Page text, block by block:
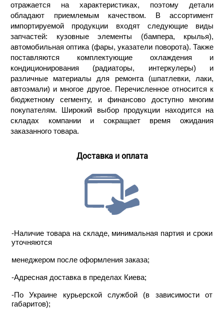
отражается на характеристиках, поэтому детали
обладают приемлемым качеством. В ассортимент
импортируемой продукции входят следующие виды
запчастей: кузовные элементы (бампера, крылья),
автомобильная оптика (фары, указатели поворота). Также
поставляются комплектующие охлаждения и
кондиционирования (радиаторы, интеркулеры) и
различные материалы для ремонта (шпатлевки, лаки,
автоэмали) и многое другое. Перечисленное относится к
бюджетному сегменту, и финансово доступно многим
покупателям. Широкий выбор продукции находится на
складах компании и сокращает время ожидания
заказанного товара.
Доставка и оплата
-Наличие товара на складе, минимальная партия и сроки
уточняются
менеджером после оформления заказа;
-Адресная доставка в пределах Киева;
-По Украине курьерской службой (в зависимости от
габаритов);